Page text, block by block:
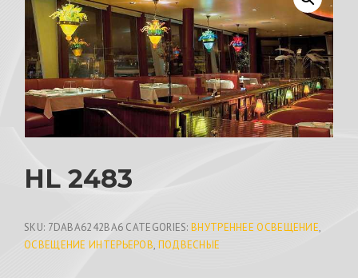
HL 2483
SKU: 7DABA6242BA6 CATEGORIES:ВНУТРЕННЕЕ ОСВЕЩЕНИЕ,
ОСВЕЩЕНИЕ ИНТЕРЬЕРОВ, ПОДВЕСНЫЕ